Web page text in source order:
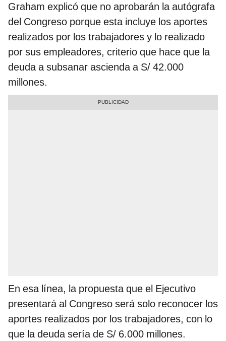
Graham explicó que no aprobarán la autógrafa
del Congreso porque esta incluye los aportes
realizados por los trabajadores y lo realizado
por sus empleadores, criterio que hace que la
deuda a subsanar ascienda a S/ 42.000
millones.
En esa línea, la propuesta que el Ejecutivo
presentará al Congreso será solo reconocer los
aportes realizados por los trabajadores, con lo
que la deuda sería de S/ 6.000 millones.